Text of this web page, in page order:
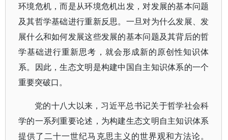
环境危机，而是从环境危机出发，对发展的基本问题
及其哲学基础进行重新反思。一旦对为什么发展、发
展什么和如何发展这些发展的基本问题及其背后的哲
学基础进行重新思考，就会形成新的原创性知识体
系。因此，生态文明是构建中国自主知识体系的一个
重要突破口。
党的十八大以来，习近平总书记关于哲学社会科
学的一系列重要论述，为构建生态文明自主知识体系
提供了二十一世纪马克思主义的世界观和方法论。